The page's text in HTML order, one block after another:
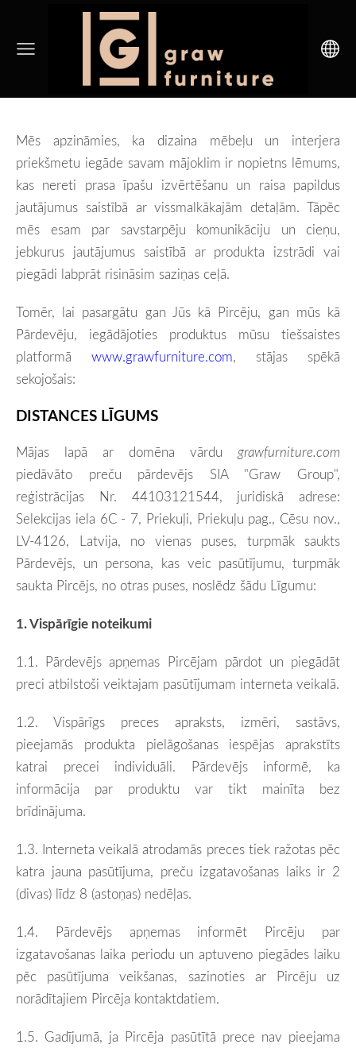
Mēs apzināmies, ka dizaina mēbeļu un interjera
priekšmetu iegāde savam mājoklim ir nopietns lēmums,
kas nereti prasa īpašu izvērtēšanu un raisa papildus
jautājumus saistībā ar vissmalkākajām detaļām. Tāpēc
mēs esam par savstarpēju komunikāciju un cieņu,
jebkurus jautājumus saistībā ar produkta izstrādi vai
piegādi labprāt risināsim saziņas ceļā.
Tomēr, lai pasargātu gan Jūs kā Pircēju, gan mūs kā
Pārdevēju, iegādājoties produktus mūsu tiešsaistes
platformā www.grawfurniture.com, stājas spēkā
sekojošais:
DISTANCES LĪGUMS
Mājas lapā ar domēna vārdu grawfurniture.com
piedāvāto preču pārdevējs SIA "Graw Group",
reģistrācijas Nr. 44103121544, juridiskā adrese:
Selekcijas iela 6C - 7, Priekuļi, Priekuļu pag., Cēsu nov.,
LV-4126, Latvija, no vienas puses, turpmāk saukts
Pārdevējs, un persona, kas veic pasūtījumu, turpmāk
saukta Pircējs, no otras puses, noslēdz šādu Līgumu:
1. Vispārīgie noteikumi
1.1. Pārdevējs apņemas Pircējam pārdot un piegādāt
preci atbilstoši veiktajam pasūtījumam interneta veikalā.
1.2. Vispārīgs preces apraksts, izmēri, sastāvs,
pieejamās produkta pielāgošanas iespējas aprakstīts
katrai precei individuāli. Pārdevējs informē, ka
informācija par produktu var tikt mainīta bez
brīdinājuma.
1.3. Interneta veikalā atrodamās preces tiek ražotas pēc
katra jauna pasūtījuma, preču izgatavošanas laiks ir 2
(divas) līdz 8 (astoņas) nedēļas.
1.4. Pārdevējs apņemas informēt Pircēju par
izgatavošanas laika periodu un aptuveno piegādes laiku
pēc pasūtījuma veikšanas, sazinoties ar Pircēju uz
norādītajiem Pircēja kontaktdatiem.
1.5. Gadījumā, ja Pircēja pasūtītā prece nav pieejama